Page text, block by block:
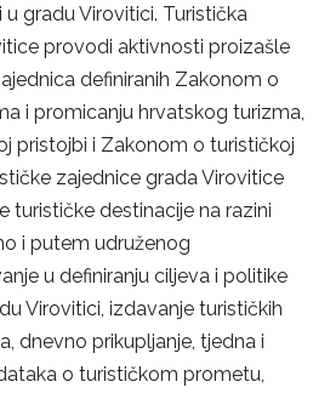
gradu Virovitici. Turistička
provodi aktivnosti proizašle
definiranih Zakonom o
i promicanju hrvatskog turizma,
pristojbi i Zakonom o turističkoj
zajednice grada Virovitice
turističke destinacije na razini
i putem udruženog
u definiranju ciljeva i politike
Virovitici, izdavanje turističkih
dnevno prikupljanje, tjedna i
o turističkom prometu,